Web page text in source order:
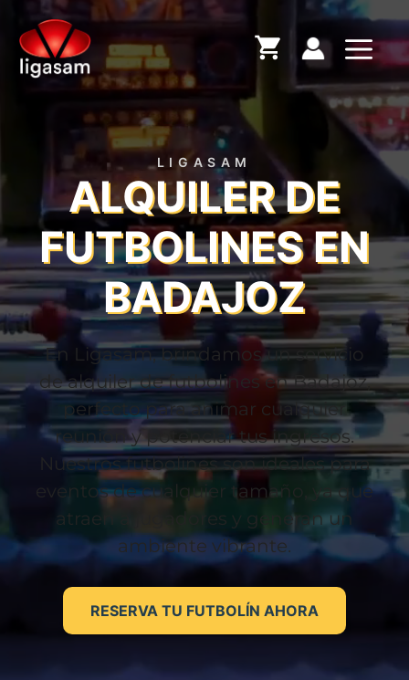
contenido
Menú
LIGASAM
ALQUILER DE
FUTBOLINES EN
BADAJOZ
En Ligasam, brindamos un servicio
de alquiler de futbolines en Badajoz,
perfecto para animar cualquier
reunión y potenciar tus ingresos.
Nuestros futbolines son ideales para
eventos de cualquier tamaño, ya que
atraen a jugadores y generan un
ambiente vibrante.
RESERVA TU FUTBOLÍN AHORA